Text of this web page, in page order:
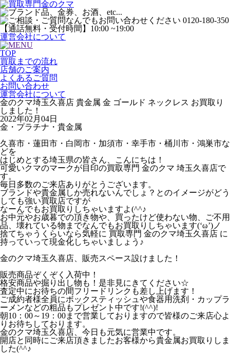
運営会社について
TOP
買取までの流れ
店舗のご案内
よくあるご質問
お問い合わせ
運営会社について
金のクマ埼玉久喜店 貴金属 金 ゴールド ネックレス お買取り
しました！
2022年02月04日
金・プラチナ・貴金属
久喜市・蓮田市・白岡市・加須市・幸手市・桶川市・鴻巣市な
どを
はじめとする埼玉県の皆さん、こんにちは！
可愛いクマのマークが目印の買取専門 金のクマ 埼玉久喜店で
す。
毎日多数のご来店ありがとうございます。
ブランドや貴金属しか売れないんでしょ？とのイメージがどう
しても強い買取店ですが
なーんでもお買取りしちゃいますよ(^^♪
お中元やお歳暮での頂き物や、買ったけど使わない物、ご不用
品、壊れている物までなんでもお買取りしちゃいます(‘ω’)ノ
捨てちゃうくらいなら気軽に 買取専門 金のクマ埼玉久喜店 に
持っていって現金化しちゃいましょう♪
金のクマ埼玉久喜店、販売スペース設けました！
販売商品ぞくぞく入荷中！
格安商品や掘り出し物も！是非見にきてください☆
査定中にお待ちの間フリードリンクも差し上げます！
ご成約者様全員にボックスティッシュや食器用洗剤・カップラ
ーメンなどの粗品もプレゼント中です!(^^)!
朝10：00～19：00まで営業しておりますので皆様のご来店心よ
りお待ちしております。
金のクマ埼玉久喜店、今日も元気に営業中です。
開店と同時にご来店頂きましたお客様から貴金属お買取りしま
した(^^♪